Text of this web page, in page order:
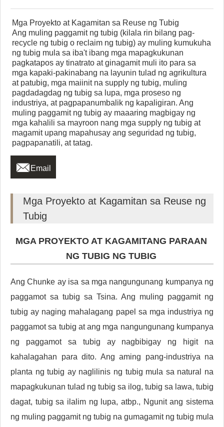
Mga Proyekto at Kagamitan sa Reuse ng Tubig
Ang muling paggamit ng tubig (kilala rin bilang pag-
recycle ng tubig o reclaim ng tubig) ay muling kumukuha
ng tubig mula sa iba't ibang mga mapagkukunan
pagkatapos ay tinatrato at ginagamit muli ito para sa
mga kapaki-pakinabang na layunin tulad ng agrikultura
at patubig, mga maiinit na supply ng tubig, muling
pagdadagdag ng tubig sa lupa, mga proseso ng
industriya, at pagpapanumbalik ng kapaligiran. Ang
muling paggamit ng tubig ay maaaring magbigay ng
mga kahalili sa mayroon nang mga supply ng tubig at
magamit upang mapahusay ang seguridad ng tubig,
pagpapanatili, at tatag.
 Email
Mga Proyekto at Kagamitan sa Reuse ng
Tubig
MGA PROYEKTO AT KAGAMITANG PARAAN
NG TUBIG NG TUBIG
Ang Chunke ay isa sa mga nangungunang kumpanya ng
paggamot sa tubig sa Tsina. Ang muling paggamit ng
tubig ay naging mahalagang papel sa mga industriya ng
paggamot sa tubig at ang mga nangungunang kumpanya
ng paggamot sa tubig ay nagbibigay ng higit na
kahalagahan para dito. Ang aming pang-industriya na
planta ng tubig ay naglilinis ng tubig mula sa natural na
mapagkukunan tulad ng tubig sa ilog, tubig sa lawa, tubig
dagat, tubig sa ilalim ng lupa, atbp., Ngunit ang sistema
ng muling paggamit ng tubig na gumagamit ng tubig mula